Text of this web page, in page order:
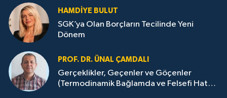
HAMDIYE BULUT
SGK’ya Olan Borçların Tecilinde Yeni
Dönem
PROF. DR. ÜNAL ÇAMDALI
Gerçeklikler, Geçenler ve Göçenler
(Termodinamik Bağlamda ve Felsefi Hatta